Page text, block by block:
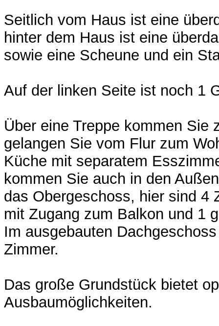
Seitlich vom Haus ist eine
hinter dem Haus ist eine
sowie eine Scheune und ein
Auf der linken Seite ist noch 1
Über eine Treppe kommen Sie
gelangen Sie vom Flur zum
Küche mit separatem
kommen Sie auch in den
das Obergeschoss, hier sind 4
mit Zugang zum Balkon und 1
Im ausgebauten
Zimmer.
Das große Grundstück bietet
Ausbaumöglichkeiten.